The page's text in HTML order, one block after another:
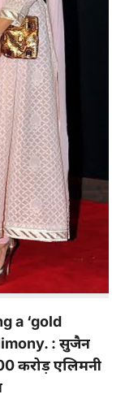
a ‘gold
: सुजैन
करोड़ एलिमनी